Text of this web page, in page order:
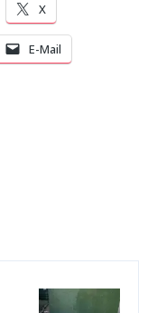
X
E-Mail